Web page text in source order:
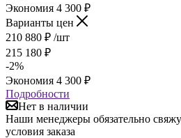
Экономия 4 300 ₽
Варианты цен
210 880 ₽ /шт
215 180 ₽
-2%
Экономия 4 300 ₽
Подробности
Нет в наличии
Наши менеджеры обязательно
условия заказа